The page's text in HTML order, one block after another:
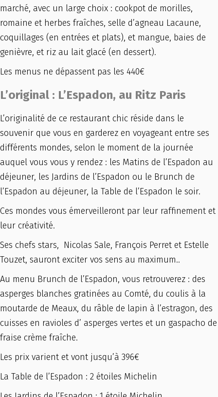
marché, avec un large choix : cookpot de morilles,
romaine et herbes fraîches, selle d’agneau Lacaune,
coquillages (en entrées et plats), et mangue, baies de
genièvre, et riz au lait glacé (en dessert).
Les menus ne dépassent pas les 440€
L’original : L’Espadon, au Ritz Paris
L’originalité de ce restaurant chic réside dans le
souvenir que vous en garderez en voyageant entre ses
différents mondes, selon le moment de la journée
auquel vous vous y rendez : les Matins de l’Espadon au
déjeuner, les Jardins de l’Espadon ou le Brunch de
l’Espadon au déjeuner, la Table de l’Espadon le soir.
Ces mondes vous émerveilleront par leur raffinement et
leur créativité.
Ses chefs stars, Nicolas Sale, François Perret et Estelle
Touzet, sauront exciter vos sens au maximum..
Au menu Brunch de l’Espadon, vous retrouverez : des
asperges blanches gratinées au Comté, du coulis à la
moutarde de Meaux, du râble de lapin à l’estragon, des
cuisses en ravioles d’ asperges vertes et un gaspacho de
fraise crème fraîche.
Les prix varient et vont jusqu’à 396€
La Table de l’Espadon : 2 étoiles Michelin